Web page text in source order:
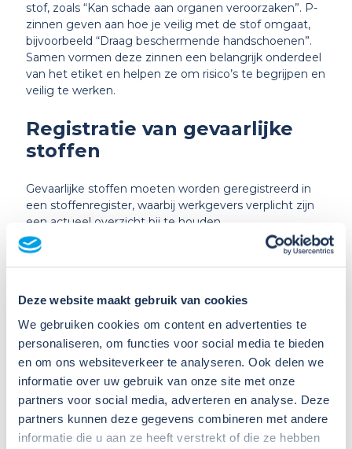
Deze website maakt gebruik van cookies
We gebruiken cookies om content en advertenties te
personaliseren, om functies voor social media te bieden
en om ons websiteverkeer te analyseren. Ook delen we
informatie over uw gebruik van onze site met onze
partners voor social media, adverteren en analyse. Deze
partners kunnen deze gegevens combineren met andere
informatie die u aan ze heeft verstrekt of die ze hebben
stof, zoals “Kan schade aan organen veroorzaken”. P-
zinnen geven aan hoe je veilig met de stof omgaat,
bijvoorbeeld “Draag beschermende handschoenen”.
Samen vormen deze zinnen een belangrijk onderdeel
van het etiket en helpen ze om risico’s te begrijpen en
veilig te werken.
Registratie van gevaarlijke
stoffen
Gevaarlijke stoffen moeten worden geregistreerd in
een stoffenregister, waarbij werkgevers verplicht zijn
een actueel overzicht bij te houden.
Maak gebruik van de Schadelijke Stoffen
Risico’s van werken met
gevaarlijke stoffen
Werken met gevaarlijke stoffen kan risico’s met zich
meebrengen, zoals: